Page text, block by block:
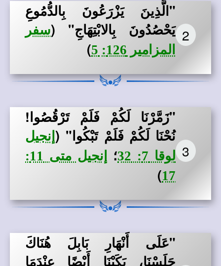
2
"الَّذِينَ يَزْرَعُونَ بِالدُّمُوعِ
يَحْصُدُونَ بِالابْتِهَاجِ" (سفر
المزامير 126: 5
)
3
"زَمَّرْنَا لَكُمْ فَلَمْ تَرْقُصُوا!
نُحْنَا لَكُمْ فَلَمْ تَبْكُوا" ( إنجيل
لوقا 7: 32
؛
إنجيل متى 11:
17
)
"عَلَى أَنْهَارِ بَابِلَ هُنَاكَ
جَلَسْنَا، بَكَيْنَا أَيْضًا عِنْدَمَا